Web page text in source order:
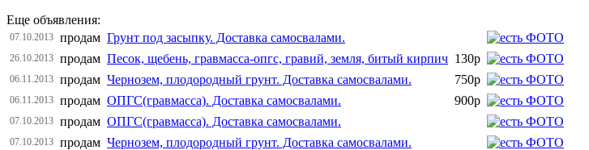
Еще объявления:
07.10.2013 продам Грунт под засыпку. Доставка самосвалами.
26.10.2013 продам Песок, щебень, гравмасса-опгс, гравий, земля, битый кирпич 130р
06.11.2013 продам Чернозем, плодородный грунт. Доставка самосвалами. 750р
06.11.2013 продам ОПГС(гравмасса). Доставка самосвалами. 900р
07.10.2013 продам ОПГС(гравмасса). Доставка самосвалами.
07.10.2013 продам Чернозем, плодородный грунт. Доставка самосвалами.